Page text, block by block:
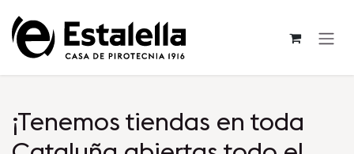
¡Tenemos tiendas en toda